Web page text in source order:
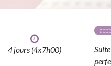
4 jours (4x7h00)